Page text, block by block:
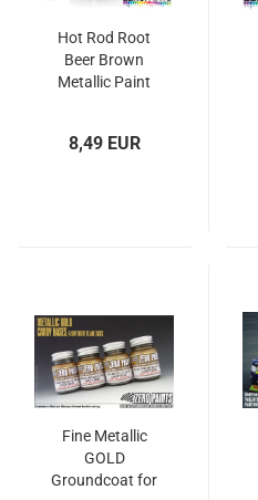
Hot Rod Root
Beer Brown
Metallic Paint
8,49 EUR
Fine Metallic
GOLD
Groundcoat for